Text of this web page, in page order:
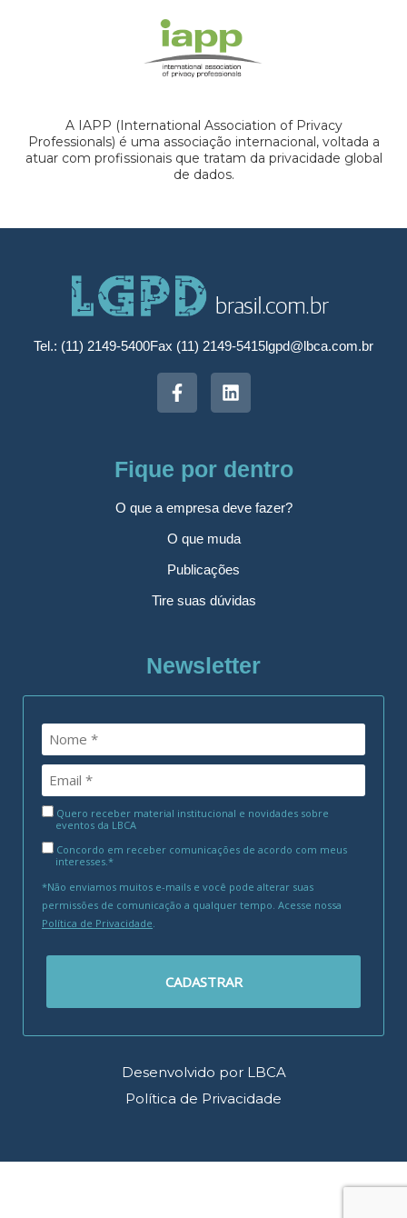
A IAPP (International Association of Privacy
Professionals) é uma associação internacional, voltada a
atuar com profissionais que tratam da privacidade global
de dados.
Tel.: (11) 2149-5400Fax (11) 2149-5415lgpd@lbca.com.br
Fique por dentro
O que a empresa deve fazer?
O que muda
Publicações
Tire suas dúvidas
Newsletter
Quero receber material institucional e novidades sobre
eventos da LBCA
Concordo em receber comunicações de acordo com meus
interesses.*
*Não enviamos muitos e-mails e você pode alterar suas
permissões de comunicação a qualquer tempo. Acesse nossa
Política de Privacidade.
CADASTRAR
Desenvolvido por LBCA
Política de Privacidade